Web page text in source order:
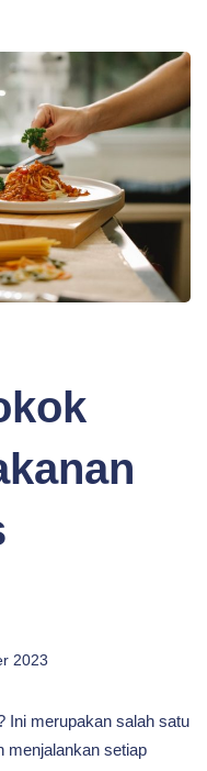
2023
Ini merupakan salah satu
menjalankan setiap